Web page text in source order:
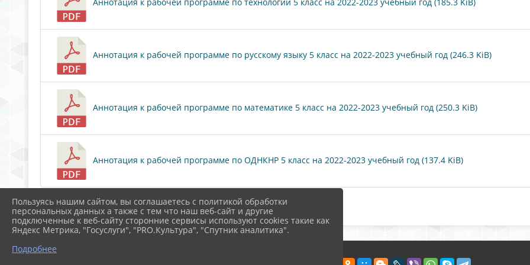
Аннотация к рабочей программе по русскому языку 5 класс на 2022-2023 учебный год (246.3 KiB)
Аннотация к рабочей программе по математике 5 класс на 2022-2023 учебный год (250.3 KiB)
Аннотация к рабочей программе по ОДНКНР 5 класс на 2022-2023 учебный год (137.4 KiB)
Скачать все
Пользуясь нашим сайтом, вы соглашаетесь с политикой обработки
персональных данных а также с тем что наш веб-сайт и другие
подключенные к веб-сайту сторонние сервисы используют cookies такие как
Яндекс Метрика, "Госуслуги", "PRO.Культура", "Спутник аналитика".
Подробнее